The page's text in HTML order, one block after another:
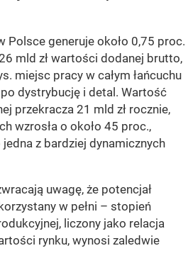
Polsce generuje około 0,75 proc.
mld zł wartości dodanej brutto,
miejsc pracy w całym łańcuchu
dystrybucję i detal. Wartość
przekracza 21 mld zł rocznie,
wzrosła o około 45 proc.,
z bardziej dynamicznych
uwagę, że potencjał
w pełni – stopień
liczony jako relacja
rynku, wynosi zaledwie